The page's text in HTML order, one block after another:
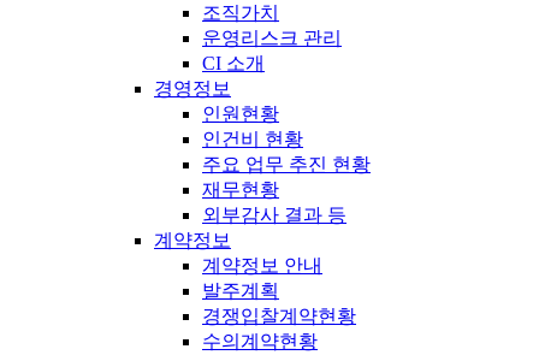
조직가치
운영리스크 관리
CI 소개
경영정보
인원현황
인건비 현황
주요 업무 추진 현황
재무현황
외부감사 결과 등
계약정보
계약정보 안내
발주계획
경쟁입찰계약현황
수의계약현황